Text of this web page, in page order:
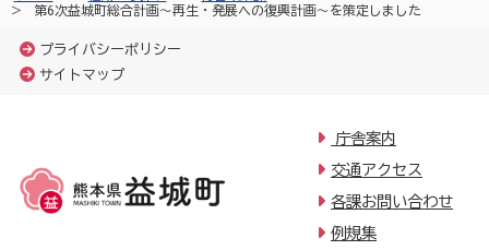
第6次益城町総合計画～再生・発展への復興計画～を策定しました
プライバシーポリシー
サイトマップ
庁舎案内
交通アクセス
各課お問い合わせ
例規集